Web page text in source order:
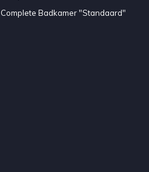
Complete Badkamer "Standaard"